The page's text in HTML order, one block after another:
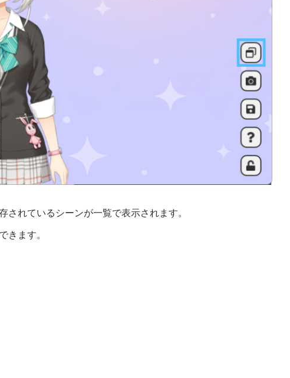
れているシーンが一覧で表示されます。
きます。